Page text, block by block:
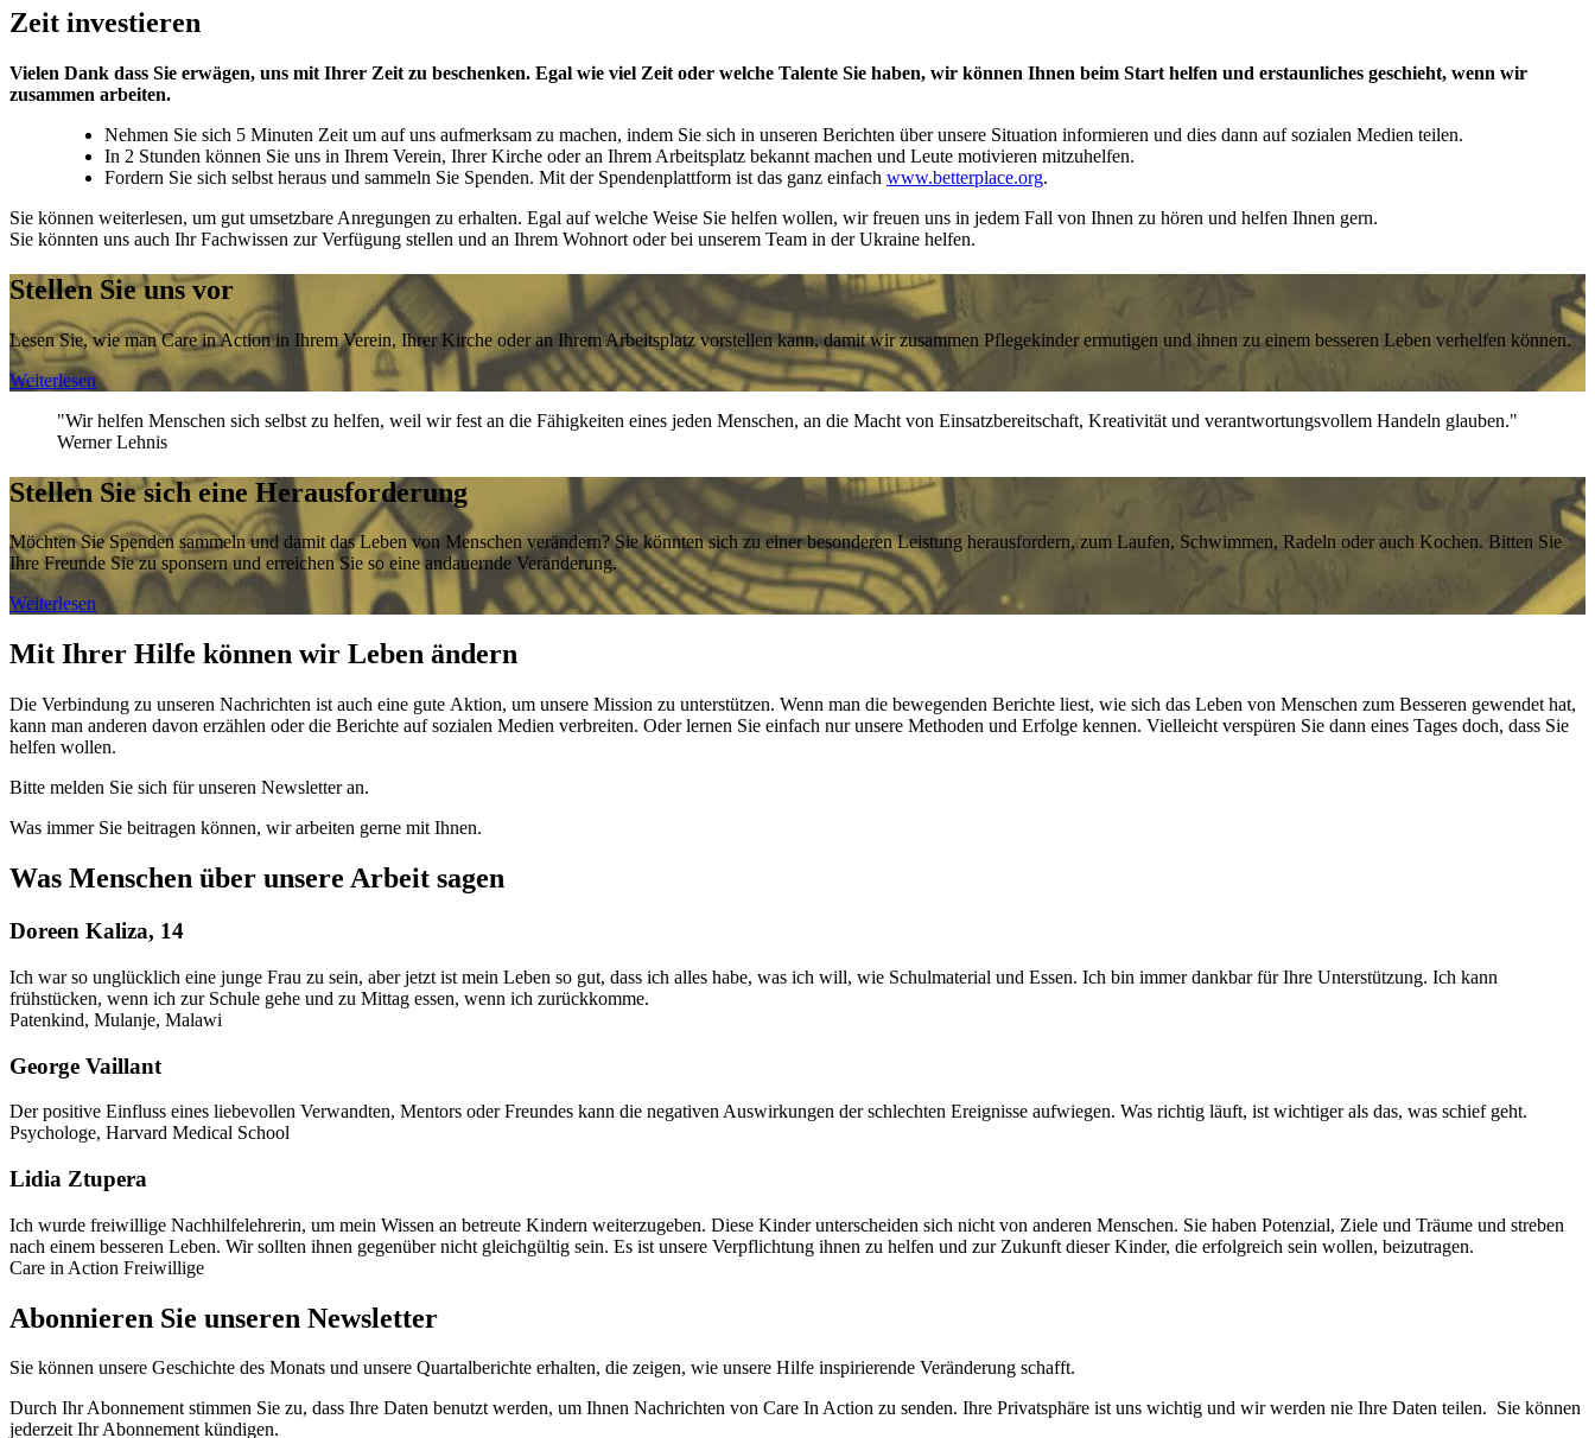
Zeit investieren
Vielen Dank dass Sie erwägen, uns mit Ihrer Zeit zu beschenken. Egal wie viel Zeit oder welche Talente Sie haben, wir können Ihnen beim Start helfen und erstaunliches geschieht, wenn wir
zusammen arbeiten.
Nehmen Sie sich 5 Minuten Zeit um auf uns aufmerksam zu machen, indem Sie sich in unseren Berichten über unsere Situation informieren und dies dann auf sozialen Medien teilen.
In 2 Stunden können Sie uns in Ihrem Verein, Ihrer Kirche oder an Ihrem Arbeitsplatz bekannt machen und Leute motivieren mitzuhelfen.
Fordern Sie sich selbst heraus und sammeln Sie Spenden. Mit der Spendenplattform ist das ganz einfach www.betterplace.org.
Sie können weiterlesen, um gut umsetzbare Anregungen zu erhalten. Egal auf welche Weise Sie helfen wollen, wir freuen uns in jedem Fall von Ihnen zu hören und helfen Ihnen gern.
Sie könnten uns auch Ihr Fachwissen zur Verfügung stellen und an Ihrem Wohnort oder bei unserem Team in der Ukraine helfen.
Stellen Sie uns vor
Lesen Sie, wie man Care in Action in Ihrem Verein, Ihrer Kirche oder an Ihrem Arbeitsplatz vorstellen kann, damit wir zusammen Pflegekinder ermutigen und ihnen zu einem besseren Leben verhelfen können.
Weiterlesen
"Wir helfen Menschen sich selbst zu helfen, weil wir fest an die Fähigkeiten eines jeden Menschen, an die Macht von Einsatzbereitschaft, Kreativität und verantwortungsvollem Handeln glauben."
Werner Lehnis
Stellen Sie sich eine Herausforderung
Möchten Sie Spenden sammeln und damit das Leben von Menschen verändern? Sie könnten sich zu einer besonderen Leistung herausfordern, zum Laufen, Schwimmen, Radeln oder auch Kochen. Bitten Sie
Ihre Freunde Sie zu sponsern und erreichen Sie so eine andauernde Veränderung.
Weiterlesen
Mit Ihrer Hilfe können wir Leben ändern
Die Verbindung zu unseren Nachrichten ist auch eine gute Aktion, um unsere Mission zu unterstützen. Wenn man die bewegenden Berichte liest, wie sich das Leben von Menschen zum Besseren gewendet hat,
kann man anderen davon erzählen oder die Berichte auf sozialen Medien verbreiten. Oder lernen Sie einfach nur unsere Methoden und Erfolge kennen. Vielleicht verspüren Sie dann eines Tages doch, dass Sie
helfen wollen.
Bitte melden Sie sich für unseren Newsletter an.
Was immer Sie beitragen können, wir arbeiten gerne mit Ihnen.
Was Menschen über unsere Arbeit sagen
Doreen Kaliza, 14
Ich war so unglücklich eine junge Frau zu sein, aber jetzt ist mein Leben so gut, dass ich alles habe, was ich will, wie Schulmaterial und Essen. Ich bin immer dankbar für Ihre Unterstützung. Ich kann
frühstücken, wenn ich zur Schule gehe und zu Mittag essen, wenn ich zurückkomme.
Patenkind, Mulanje, Malawi
George Vaillant
Der positive Einfluss eines liebevollen Verwandten, Mentors oder Freundes kann die negativen Auswirkungen der schlechten Ereignisse aufwiegen. Was richtig läuft, ist wichtiger als das, was schief geht.
Psychologe, Harvard Medical School
Lidia Ztupera
Ich wurde freiwillige Nachhilfelehrerin, um mein Wissen an betreute Kindern weiterzugeben. Diese Kinder unterscheiden sich nicht von anderen Menschen. Sie haben Potenzial, Ziele und Träume und streben
nach einem besseren Leben. Wir sollten ihnen gegenüber nicht gleichgültig sein. Es ist unsere Verpflichtung ihnen zu helfen und zur Zukunft dieser Kinder, die erfolgreich sein wollen, beizutragen.
Care in Action Freiwillige
Abonnieren Sie unseren Newsletter
Sie können unsere Geschichte des Monats und unsere Quartalberichte erhalten, die zeigen, wie unsere Hilfe inspirierende Veränderung schafft.
Durch Ihr Abonnement stimmen Sie zu, dass Ihre Daten benutzt werden, um Ihnen Nachrichten von Care In Action zu senden. Ihre Privatsphäre ist uns wichtig und wir werden nie Ihre Daten teilen. Sie können
jederzeit Ihr Abonnement kündigen.